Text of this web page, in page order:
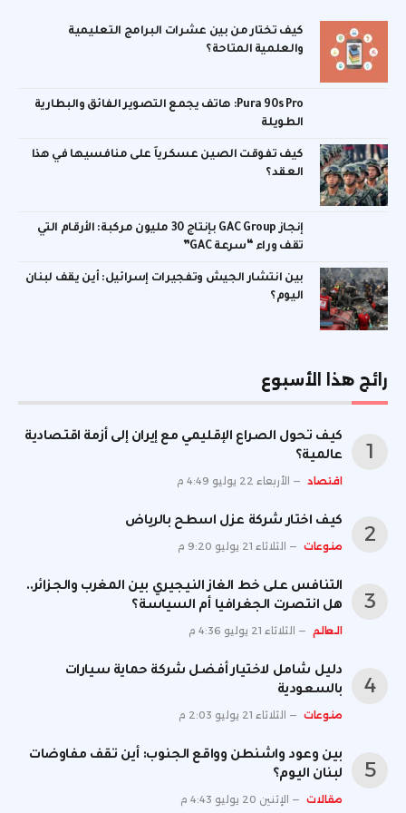
كيف تختار من بين عشرات البرامج التعليمية
والعلمية المتاحة؟
Pura 90s Pro: هاتف يجمع التصوير الفائق والبطارية
الطويلة
كيف تفوقت الصين عسكرياً على منافسيها في هذا
العقد؟
إنجاز GAC Group بإنتاج 30 مليون مركبة: الأرقام التي
تقف وراء “سرعة GAC”
بين انتشار الجيش وتفجيرات إسرائيل: أين يقف لبنان
اليوم؟
رائج هذا الأسبوع
كيف تحول الصراع الإقليمي مع إيران إلى أزمة اقتصادية
عالمية؟
اقتصاد الأربعاء 22 يوليو 4:49 م
كيف اختار شركة عزل اسطح بالرياض
منوعات الثلاثاء 21 يوليو 9:20 م
التنافس على خط الغاز النيجيري بين المغرب والجزائر..
هل انتصرت الجغرافيا أم السياسة؟
العالم الثلاثاء 21 يوليو 4:36 م
دليل شامل لاختيار أفضل شركة حماية سيارات
بالسعودية
منوعات الثلاثاء 21 يوليو 2:03 م
بين وعود واشنطن وواقع الجنوب: أين تقف مفاوضات
لبنان اليوم؟
مقالات الإثنين 20 يوليو 4:43 م